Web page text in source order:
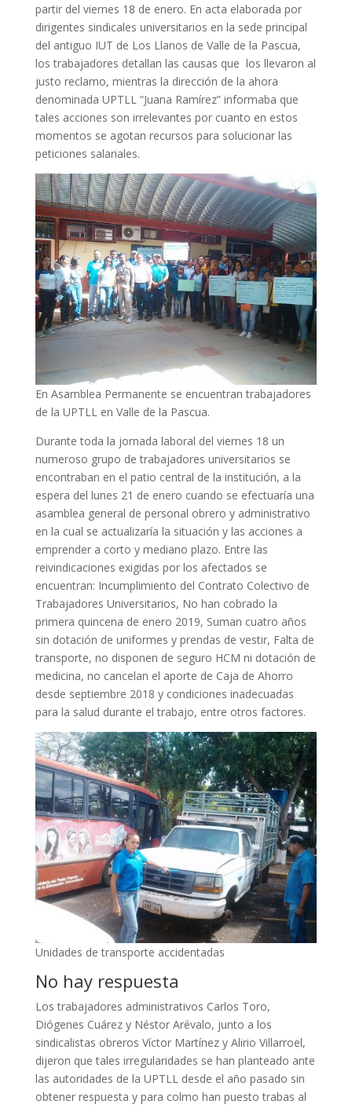
partir del viernes 18 de enero. En acta elaborada por
dirigentes sindicales universitarios en la sede principal
del antiguo IUT de Los Llanos de Valle de la Pascua,
los trabajadores detallan las causas que los llevaron al
justo reclamo, mientras la dirección de la ahora
denominada UPTLL “Juana Ramírez” informaba que
tales acciones son irrelevantes por cuanto en estos
momentos se agotan recursos para solucionar las
peticiones salariales.
En Asamblea Permanente se encuentran trabajadores
de la UPTLL en Valle de la Pascua.
Durante toda la jornada laboral del viernes 18 un
numeroso grupo de trabajadores universitarios se
encontraban en el patio central de la institución, a la
espera del lunes 21 de enero cuando se efectuaría una
asamblea general de personal obrero y administrativo
en la cual se actualizaría la situación y las acciones a
emprender a corto y mediano plazo. Entre las
reivindicaciones exigidas por los afectados se
encuentran: Incumplimiento del Contrato Colectivo de
Trabajadores Universitarios, No han cobrado la
primera quincena de enero 2019, Suman cuatro años
sin dotación de uniformes y prendas de vestir, Falta de
transporte, no disponen de seguro HCM ni dotación de
medicina, no cancelan el aporte de Caja de Ahorro
desde septiembre 2018 y condiciones inadecuadas
para la salud durante el trabajo, entre otros factores.
Unidades de transporte accidentadas
No hay respuesta
Los trabajadores administrativos Carlos Toro,
Diógenes Cuárez y Néstor Arévalo, junto a los
sindicalistas obreros Víctor Martínez y Alirio Villarroel,
dijeron que tales irregularidades se han planteado ante
las autoridades de la UPTLL desde el año pasado sin
obtener respuesta y para colmo han puesto trabas al